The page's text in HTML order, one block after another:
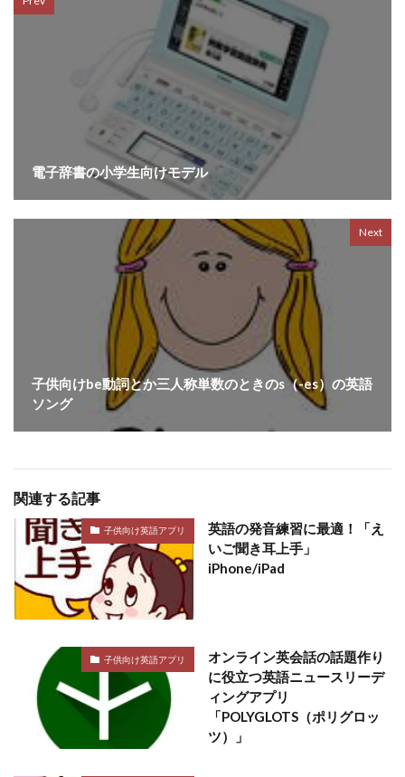
電子辞書の小学生向けモデル
Next
子供向けbe動詞とか三人称単数のときのs（-es）の英語
ソング
関連する記事
子供向け英語アプリ
英語の発音練習に最適！「え
いご聞き耳上手」
iPhone/iPad
子供向け英語アプリ
オンライン英会話の話題作り
に役立つ英語ニュースリーデ
ィングアプリ
「POLYGLOTS（ポリグロッ
ツ）」